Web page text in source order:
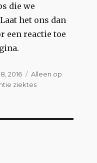
die we
het ons dan
een reactie toe
2016 Categorieën
Alleen op
ziektes